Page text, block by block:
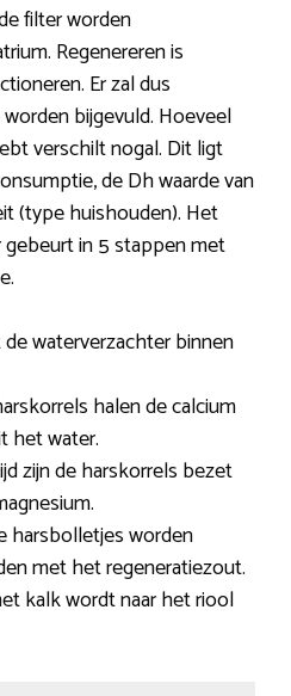
filter worden
Regenereren is
Er zal dus
bijgevuld. Hoeveel
verschilt nogal. Dit ligt
de Dh waarde van
(type huishouden). Het
in 5 stappen met
waterverzachter binnen
halen de calcium
het water.
zijn de harskorrels bezet
harsbolletjes worden
met het regeneratiezout.
kalk wordt naar het riool